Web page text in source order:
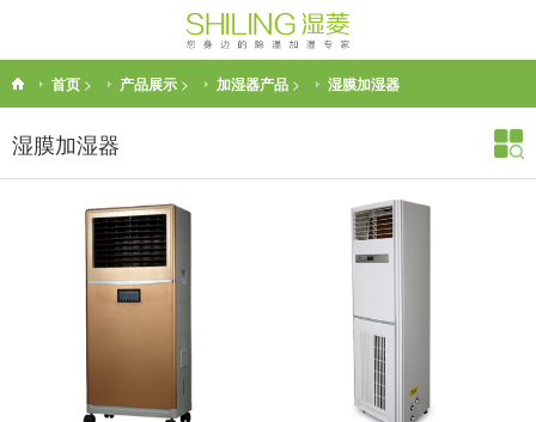
首页 > 产品展示 > 加湿器产品 > 湿膜加湿器
湿膜加湿器